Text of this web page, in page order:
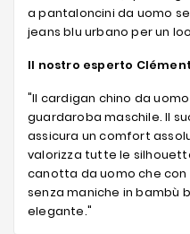
a pantaloncini da uomo
jeans blu urbano per un
Il nostro esperto
"Il cardigan chino da
guardaroba maschile. Il
assicura un comfort
valorizza tutte le
canotta da uomo che
senza maniche in bambù
elegante."